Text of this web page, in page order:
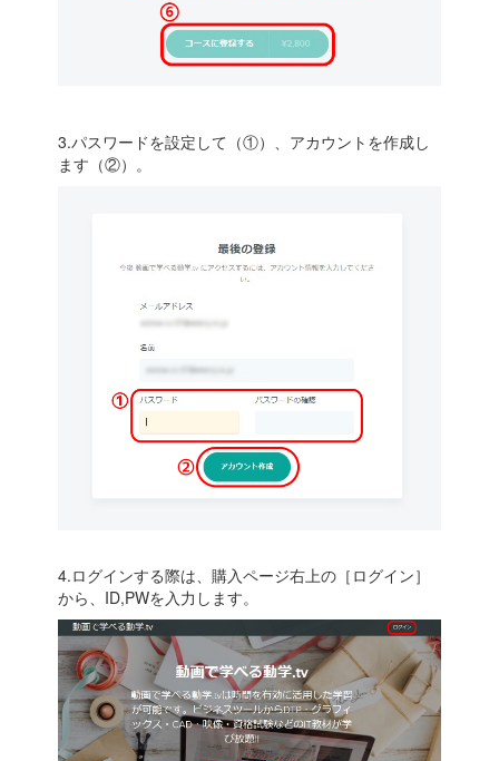
3.パスワードを設定して（①）、アカウントを作成し
ます（②）。
4.ログインする際は、購入ページ右上の［ログイン］
から、ID,PWを入力します。